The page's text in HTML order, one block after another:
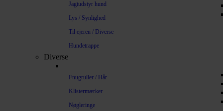
Jagtudstyr hund
Lys / Synlighed
Til ejeren / Diverse
Hundetrappe
Diverse
Fnugruller / Hår
Klistermærker
Nøgleringe